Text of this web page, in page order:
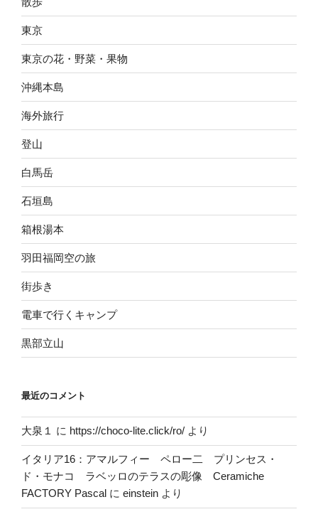
東京
東京の花・野菜・果物
沖縄本島
海外旅行
登山
白馬岳
石垣島
箱根湯本
羽田福岡空の旅
街歩き
電車で行くキャンプ
黒部立山
最近のコメント
大泉１ に https://choco-lite.click/ro/ より
イタリア16：アマルフィー ペロー二 プリンセス・
ド・モナコ ラベッロのテラスの彫像 Ceramiche
FACTORY Pascal に einstein より